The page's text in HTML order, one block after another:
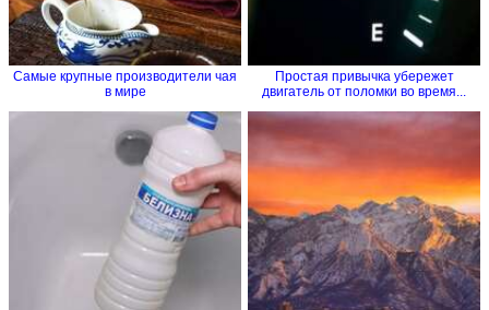
Самые крупные производители чая
в мире
Простая привычка убережет
двигатель от поломки во время...